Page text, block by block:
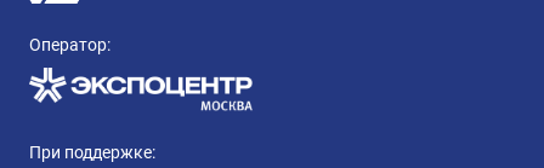
Оператор:
При поддержке: